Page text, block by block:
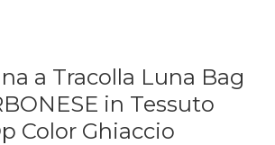
a Tracolla Luna Bag
in Tessuto
Color Ghiaccio